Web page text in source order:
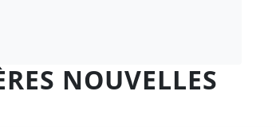
NOUVELLES